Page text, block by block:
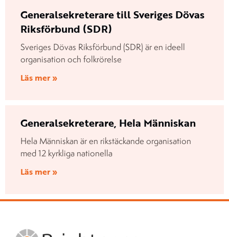
Generalsekreterare till Sveriges Dövas
Riksförbund (SDR)
Sveriges Dövas Riksförbund (SDR) är en ideell
organisation och folkrörelse
Läs mer »
Generalsekreterare, Hela Människan
Hela Människan är en rikstäckande organisation
med 12 kyrkliga nationella
Läs mer »